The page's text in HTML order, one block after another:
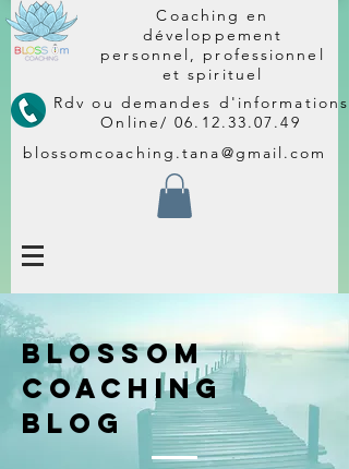
Coaching en
développement
personnel, professionnel
et spirituel
Online/06.12.33.07.49
Rdv ou demandes d'informations
blossomcoaching.tana@gmail.com
BLOSSOM
COACHING
BLOG